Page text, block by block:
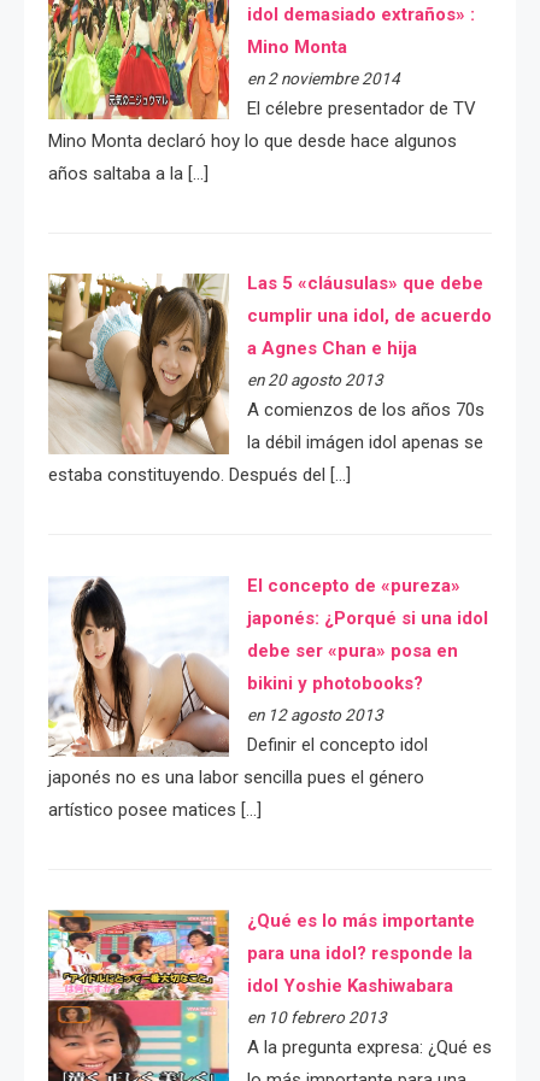
idol demasiado extraños» :
Mino Monta
en 2 noviembre 2014
El célebre presentador de TV
Mino Monta declaró hoy lo que desde hace algunos
años saltaba a la […]
Las 5 «cláusulas» que debe
cumplir una idol, de acuerdo
a Agnes Chan e hija
en 20 agosto 2013
A comienzos de los años 70s
la débil imágen idol apenas se
estaba constituyendo. Después del […]
El concepto de «pureza»
japonés: ¿Porqué si una idol
debe ser «pura» posa en
bikini y photobooks?
en 12 agosto 2013
Definir el concepto idol
japonés no es una labor sencilla pues el género
artístico posee matices […]
¿Qué es lo más importante
para una idol? responde la
idol Yoshie Kashiwabara
en 10 febrero 2013
A la pregunta expresa: ¿Qué es